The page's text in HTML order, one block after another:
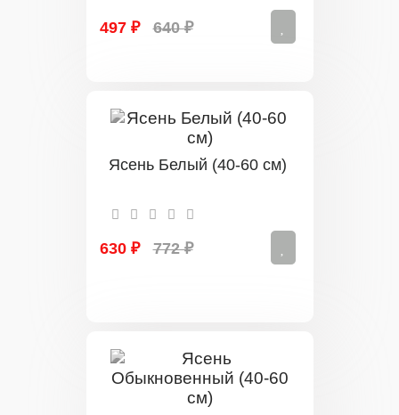
497 ₽ 640 ₽
Ясень Белый (40-60 см)
630 ₽ 772 ₽